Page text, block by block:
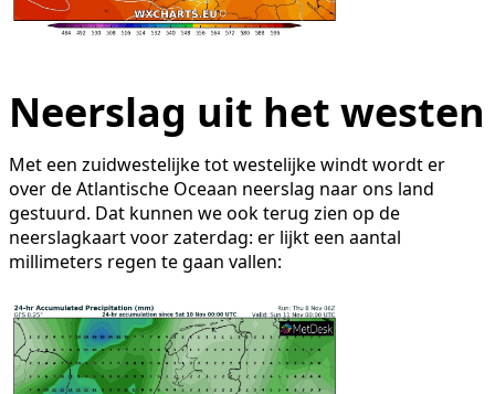
Neerslag uit het westen
Met een zuidwestelijke tot westelijke windt wordt er
over de Atlantische Oceaan neerslag naar ons land
gestuurd. Dat kunnen we ook terug zien op de
neerslagkaart voor zaterdag: er lijkt een aantal
millimeters regen te gaan vallen: